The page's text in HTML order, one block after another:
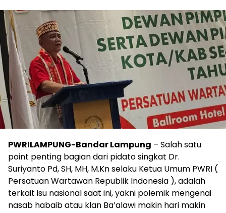
PWRILAMPUNG-Bandar Lampung – Salah satu
point penting bagian dari pidato singkat Dr.
Suriyanto Pd, SH, MH, M.Kn selaku Ketua Umum PWRI (
Persatuan Wartawan Republik Indonesia ), adalah
terkait isu nasional saat ini, yakni polemik mengenai
nasab habaib atau klan Ba’alawi makin hari makin